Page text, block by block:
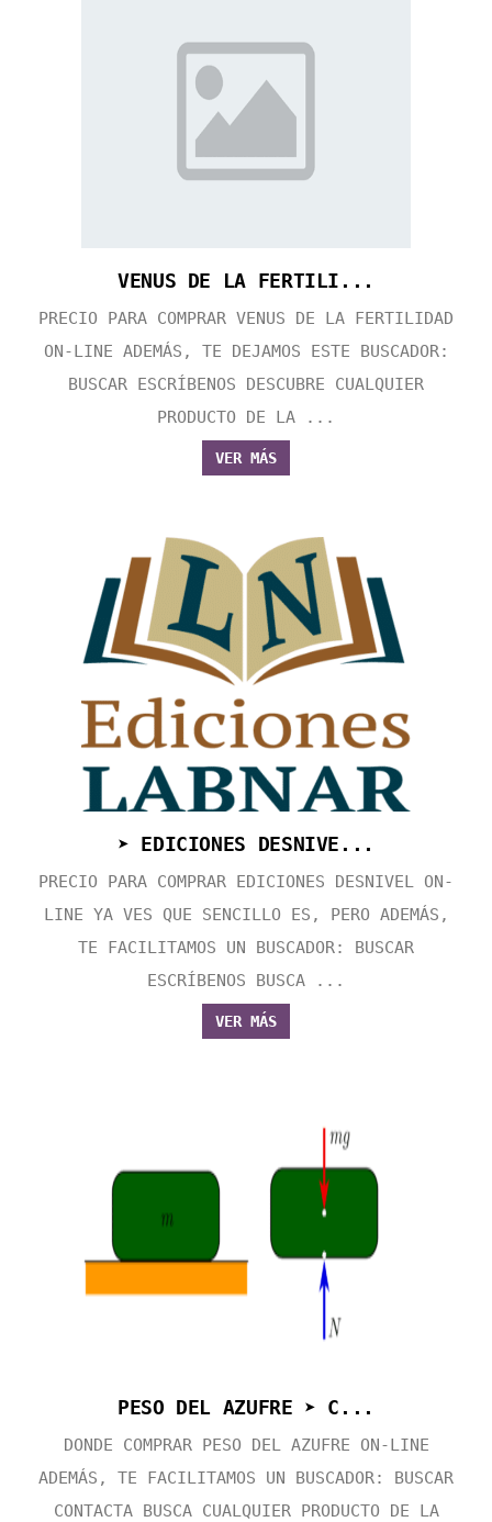
VENUS DE LA FERTILI...
PRECIO PARA COMPRAR VENUS DE LA FERTILIDAD
ON-LINE ADEMÁS, TE DEJAMOS ESTE BUSCADOR:
BUSCAR ESCRÍBENOS DESCUBRE CUALQUIER
PRODUCTO DE LA ...
VER MÁS
➤ EDICIONES DESNIVE...
PRECIO PARA COMPRAR EDICIONES DESNIVEL ON-
LINE YA VES QUE SENCILLO ES, PERO ADEMÁS,
TE FACILITAMOS UN BUSCADOR: BUSCAR
ESCRÍBENOS BUSCA ...
VER MÁS
PESO DEL AZUFRE ➤ C...
DONDE COMPRAR PESO DEL AZUFRE ON-LINE
ADEMÁS, TE FACILITAMOS UN BUSCADOR: BUSCAR
CONTACTA BUSCA CUALQUIER PRODUCTO DE LA